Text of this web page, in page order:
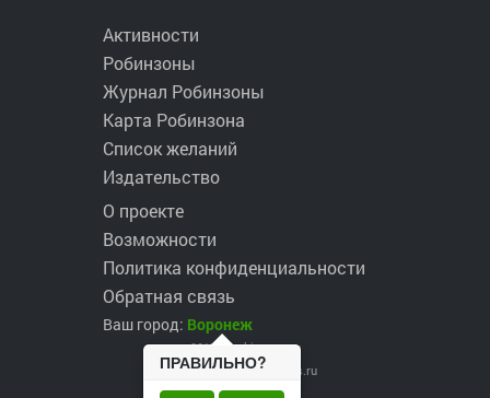
Активности
Робинзоны
Журнал Робинзоны
Карта Робинзона
Список желаний
Издательство
О проекте
Возможности
Политика конфиденциальности
Обратная связь
Ваш город: Воронеж
ПРАВИЛЬНО?
2017 ©robinzons.ru
robinzons@robinzons.ru